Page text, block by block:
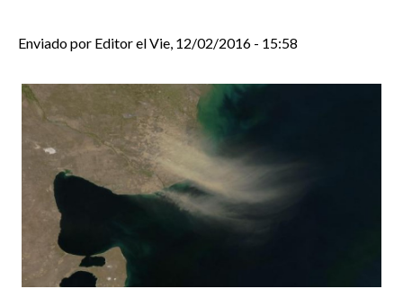
Enviado por EditorelVie, 12/02/2016 - 15:58